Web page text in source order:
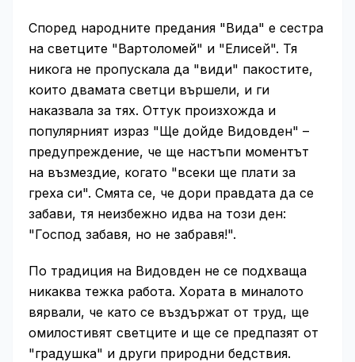
Според народните предания "Вида" е сестра
на светците "Вартоломей" и "Елисей". Тя
никога не пропускала да "види" пакостите,
които двамата светци вършели, и ги
наказвала за тях. Оттук произхожда и
популярният израз "Ще дойде Видовден" –
предупреждение, че ще настъпи моментът
на възмездие, когато "всеки ще плати за
греха си". Смята се, че дори правдата да се
забави, тя неизбежно идва на този ден:
"Господ забавя, но не забравя!".
По традиция на Видовден не се подхваща
никаква тежка работа. Хората в миналото
вярвали, че като се въздържат от труд, ще
омилостивят светците и ще се предпазят от
"градушка" и други природни бедствия.